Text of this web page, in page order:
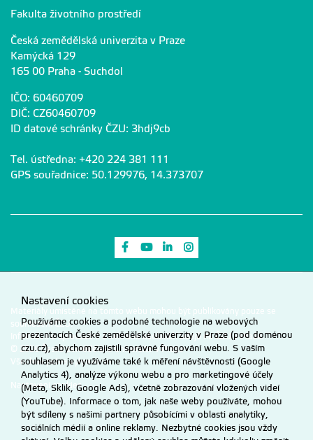
Fakulta životního prostředí
Česká zemědělská univerzita v Praze
Kamýcká 129
165 00 Praha - Suchdol
IČO: 60460709
DIČ: CZ60460709
ID datové schránky ČZU: 3hdj9cb
Tel. ústředna: +420 224 381 111
GPS souřadnice: 50.129976, 14.373707
Odkaz na Facebook
Odkaz na Youtube
Odkaz na LinkedIn
Materiály umístěné na tomto webu mohou být publikovány pouze se
souhlasem ČZU.
Informace o zpracování a ochraně osobních údajů na ČZU v Praze.
© 2026 Česká zemědělská univerzita v Praze
Všechna práva vyhrazena
Nastavení cookies
Nastavení cookies
Používáme cookies a podobné technologie na webových
prezentacích České zemědělské univerzity v Praze (pod doménou
czu.cz), abychom zajistili správné fungování webu. S vaším
souhlasem je využíváme také k měření návštěvnosti (Google
Analytics 4), analýze výkonu webu a pro marketingové účely
(Meta, Sklik, Google Ads), včetně zobrazování vložených videí
(YouTube). Informace o tom, jak naše weby používáte, mohou
být sdíleny s našimi partnery působícími v oblasti analytiky,
sociálních médií a online reklamy. Nezbytné cookies jsou vždy